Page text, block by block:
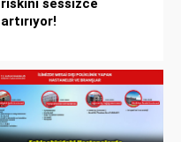
artırıyor!